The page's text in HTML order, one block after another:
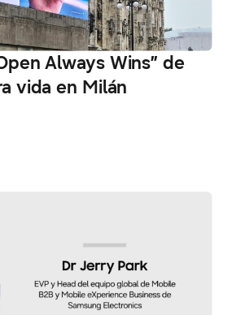
Always Wins” de
vida en Milán